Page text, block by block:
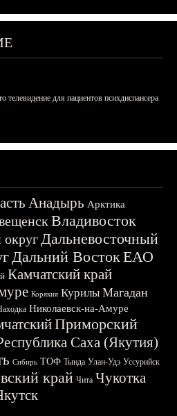
телевидение для пациентов психдиспансера
Анадырь Арктика
Владивосток
Дальневосточный
Дальний ВостокЕАО
Камчатский край
Корякия Курилы Магадан
Николаевск-на-Амуре
Приморский
Саха (Якутия)
Сибирь ТОФ Тында Улан-Удэ Уссурийск
край Чита Чукотка